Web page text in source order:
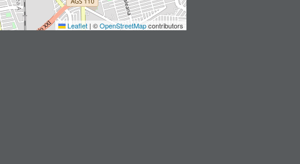
Leaflet | ©OpenStreetMapcontributors